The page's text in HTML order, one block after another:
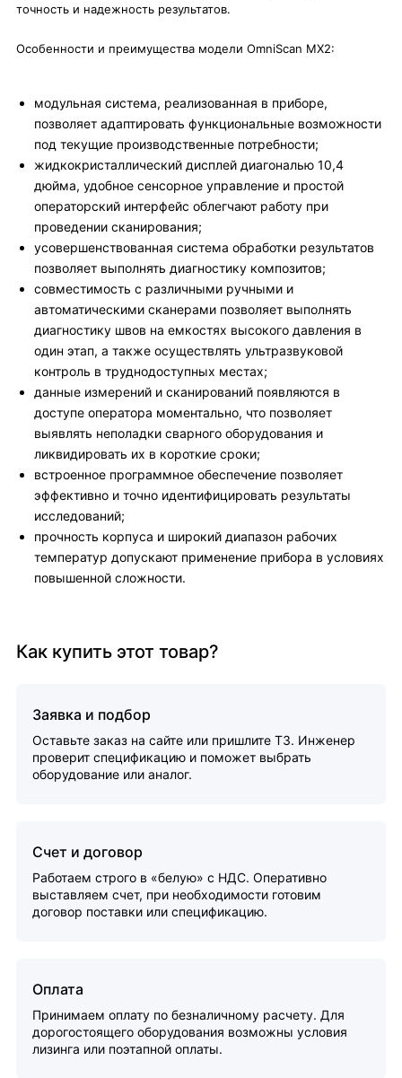
точность и надежность результатов.
Особенности и преимущества модели OmniScan MX2:
модульная система, реализованная в приборе,
позволяет адаптировать функциональные возможности
под текущие производственные потребности;
жидкокристаллический дисплей диагональю 10,4
дюйма, удобное сенсорное управление и простой
операторский интерфейс облегчают работу при
проведении сканирования;
усовершенствованная система обработки результатов
позволяет выполнять диагностику композитов;
совместимость с различными ручными и
автоматическими сканерами позволяет выполнять
диагностику швов на емкостях высокого давления в
один этап, а также осуществлять ультразвуковой
контроль в труднодоступных местах;
данные измерений и сканирований появляются в
доступе оператора моментально, что позволяет
выявлять неполадки сварного оборудования и
ликвидировать их в короткие сроки;
встроенное программное обеспечение позволяет
эффективно и точно идентифицировать результаты
исследований;
прочность корпуса и широкий диапазон рабочих
температур допускают применение прибора в условиях
повышенной сложности.
Как купить этот товар?
Заявка и подбор
Оставьте заказ на сайте или пришлите ТЗ. Инженер
проверит спецификацию и поможет выбрать
оборудование или аналог.
Счет и договор
Работаем строго в «белую» с НДС. Оперативно
выставляем счет, при необходимости готовим
договор поставки или спецификацию.
Оплата
Принимаем оплату по безналичному расчету. Для
дорогостоящего оборудования возможны условия
лизинга или поэтапной оплаты.